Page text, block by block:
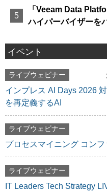
「Veeam Data
ハイパーバイザーを
イベント
ライブウェビナー
インプレス AI Days 2026
を再定義するAI
ライブウェビナー
プロセスマイニング コン
ライブウェビナー
IT Leaders Tech Strategy